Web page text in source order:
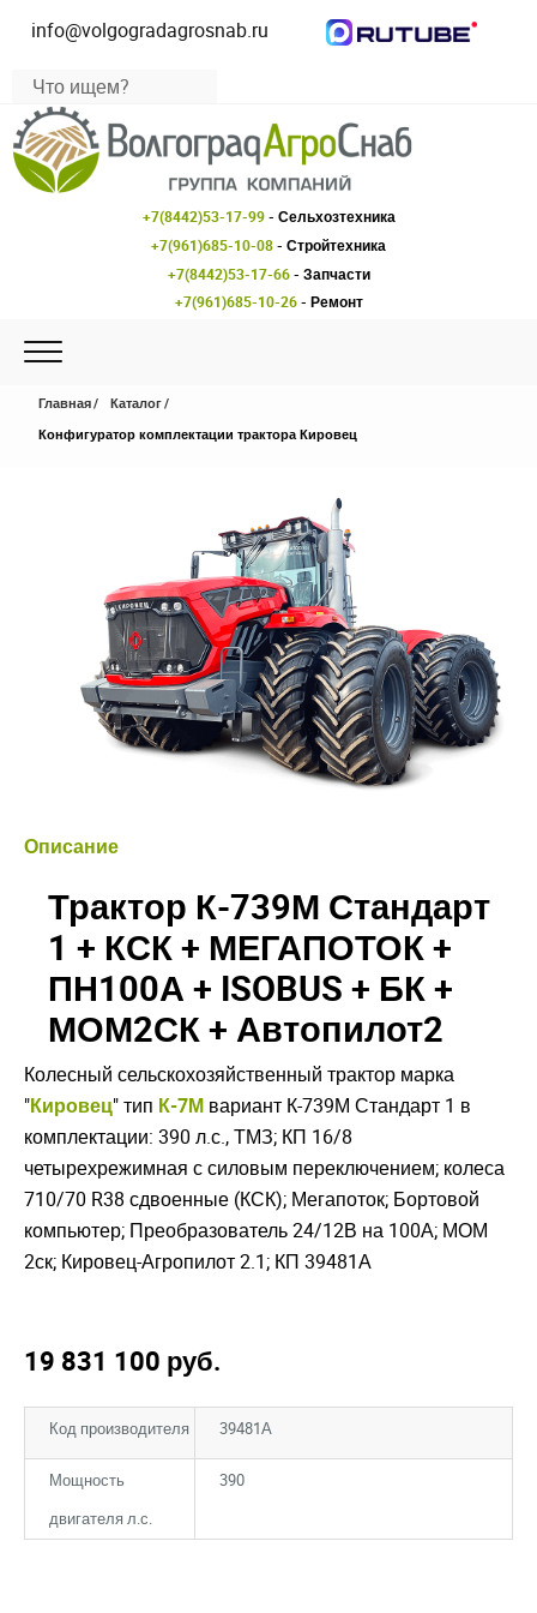
info@volgogradagrosnab.ru
+7(8442)53-17-99- Сельхозтехника
+7(961)685-10-08- Стройтехника
+7(8442)53-17-66- Запчасти
+7(961)685-10-26- Ремонт
Главная
Каталог
Конфигуратор комплектации трактора Кировец
Описание
Трактор К-739М Стандарт
1 + КСК + МЕГАПОТОК +
ПН100А + ISOBUS + БК +
МОМ2СК + Автопилот2
Колесный сельскохозяйственный трактор марка
"Кировец" тип К-7М вариант К-739М Стандарт 1 в
комплектации: 390 л.с., ТМЗ; КП 16/8
четырехрежимная с силовым переключением; колеса
710/70 R38 сдвоенные (КСК); Мегапоток; Бортовой
компьютер; Преобразователь 24/12В на 100А; МОМ
2ск; Кировец-Агропилот 2.1; КП 39481А
19 831 100 руб.
Код производителя 39481А
Мощность
двигателя л.с.
390